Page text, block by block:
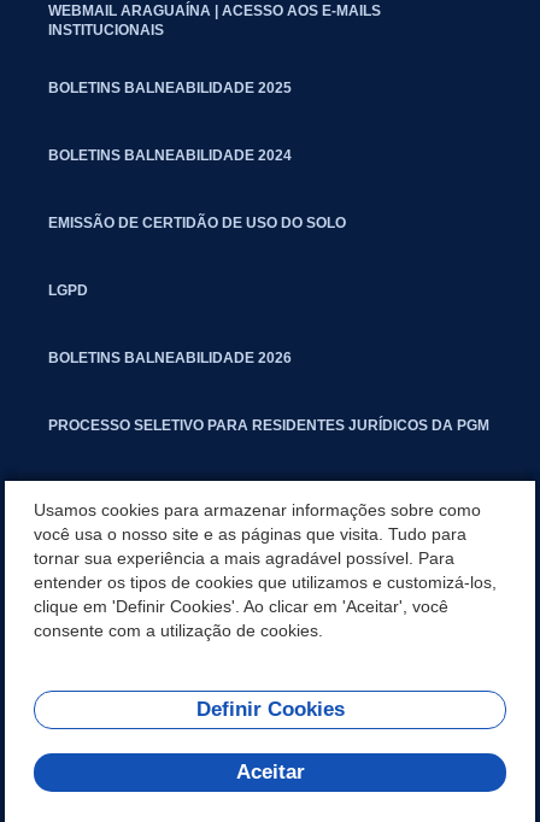
WEBMAIL ARAGUAÍNA | ACESSO AOS E-MAILS
INSTITUCIONAIS
BOLETINS BALNEABILIDADE 2025
BOLETINS BALNEABILIDADE 2024
EMISSÃO DE CERTIDÃO DE USO DO SOLO
LGPD
BOLETINS BALNEABILIDADE 2026
PROCESSO SELETIVO PARA RESIDENTES JURÍDICOS DA PGM
MANUAL DE PROCEDIMENTOS IMOBILIÁRIOS SEINFRA
TURMINHA DO LAGO
REDES SOCIAIS
Usamos cookies para armazenar informações sobre como
você usa o nosso site e as páginas que visita. Tudo para
tornar sua experiência a mais agradável possível. Para
entender os tipos de cookies que utilizamos e customizá-los,
clique em 'Definir Cookies'. Ao clicar em 'Aceitar', você
consente com a utilização de cookies.
Definir Cookies
Aceitar